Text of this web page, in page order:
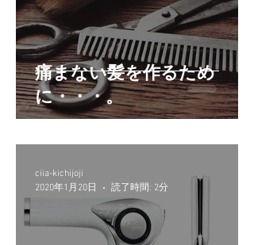
痛まない髪を作るため
に・・・。
ciia-kichijoji
2020年1月20日
読了時間: 2分